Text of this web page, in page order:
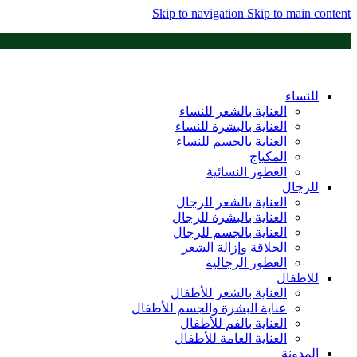
Skip to navigation Skip to main content
للنساء
العناية بالشعر للنساء
العناية بالبشرة للنساء
العناية بالجسم للنساء
المكياج
العطور النسائية
للرجال
العناية بالشعر للرجال
العناية بالبشرة للرجال
العناية بالجسم للرجال
الحلاقة وإزالة الشعر
العطور الرجالية
للاطفال
العناية بالشعر للأطفال
عناية البشرة والجسم للأطفال
العناية بالفم للأطفال
العناية العامة للأطفال
المدونة